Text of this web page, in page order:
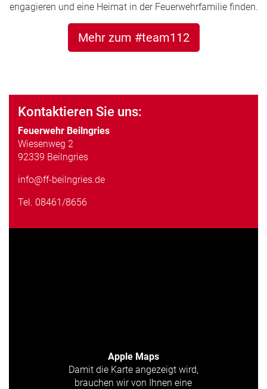
engagieren und eine Heimat in der Feuerwehrfamilie finden.
Mehr zum #team112
Kontaktieren Sie uns:
Feuerwehr Beilngries
Wiesenweg 2
92339 Beilngries
info@ff-beilngries.de
Tel. 08461/8656
Apple Maps
Damit die Karte angezeigt wird,
brauchen wir von Ihnen eine